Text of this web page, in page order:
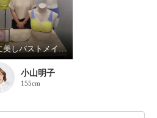
楽に美しバストメイク《パターン編》
小山明子
155cm